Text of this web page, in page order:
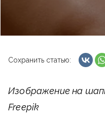
Сохранить статью:
Изображение на
Freepik